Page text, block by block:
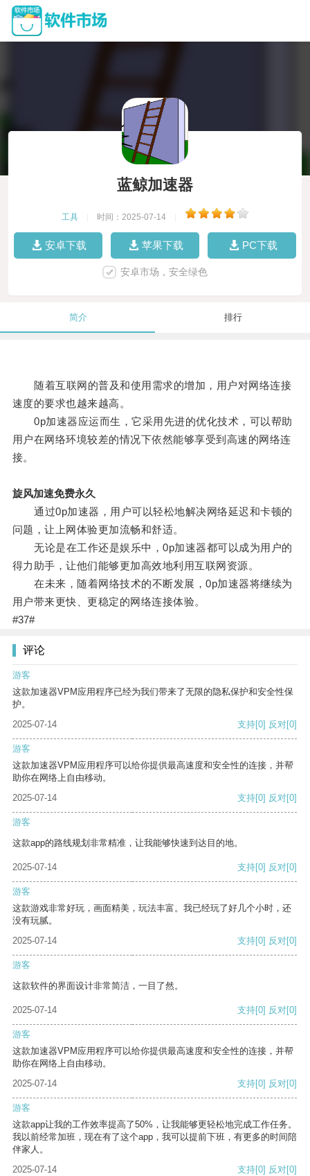
蓝鲸加速器
工具 时间：2025-07-14
安卓下载 苹果下载 PC下载
安卓市场，安全绿色
简介 排行
随着互联网的普及和使用需求的增加，用户对网络连接
速度的要求也越来越高。
0p加速器应运而生，它采用先进的优化技术，可以帮助
用户在网络环境较差的情况下依然能够享受到高速的网络连
接。
旋风加速免费永久
通过0p加速器，用户可以轻松地解决网络延迟和卡顿的
问题，让上网体验更加流畅和舒适。
无论是在工作还是娱乐中，0p加速器都可以成为用户的
得力助手，让他们能够更加高效地利用互联网资源。
在未来，随着网络技术的不断发展，0p加速器将继续为
用户带来更快、更稳定的网络连接体验。
#37#
评论
游客
这款加速器VPM应用程序已经为我们带来了无限的隐私保护和安全性保
护。
2025-07-14
支持[0] 反对[0]
游客
这款加速器VPM应用程序可以给你提供最高速度和安全性的连接，并帮
助你在网络上自由移动。
2025-07-14
支持[0] 反对[0]
游客
这款app的路线规划非常精准，让我能够快速到达目的地。
2025-07-14 支持[0] 反对[0]
游客
这款游戏非常好玩，画面精美，玩法丰富。我已经玩了好几个小时，还
没有玩腻。
2025-07-14
支持[0] 反对[0]
游客
这款软件的界面设计非常简洁，一目了然。
2025-07-14 支持[0] 反对[0]
游客
这款加速器VPM应用程序可以给你提供最高速度和安全性的连接，并帮
助你在网络上自由移动。
2025-07-14
支持[0] 反对[0]
游客
这款app让我的工作效率提高了50%，让我能够更轻松地完成工作任务。
我以前经常加班，现在有了这个app，我可以提前下班，有更多的时间陪
伴家人。
2025-07-14
支持[0] 反对[0]